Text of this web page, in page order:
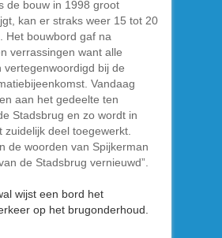
de bouw in 1998 groot
kan er straks weer 15 tot 20
Het bouwbord gaf na
verrassingen want alle
vertegenwoordigd bij de
Vandaag
aan het gedeelte ten
Stadsbrug en zo wordt in
zuidelijk deel toegewerkt.
de woorden van Spijkerman
de Stadsbrug vernieuwd”.